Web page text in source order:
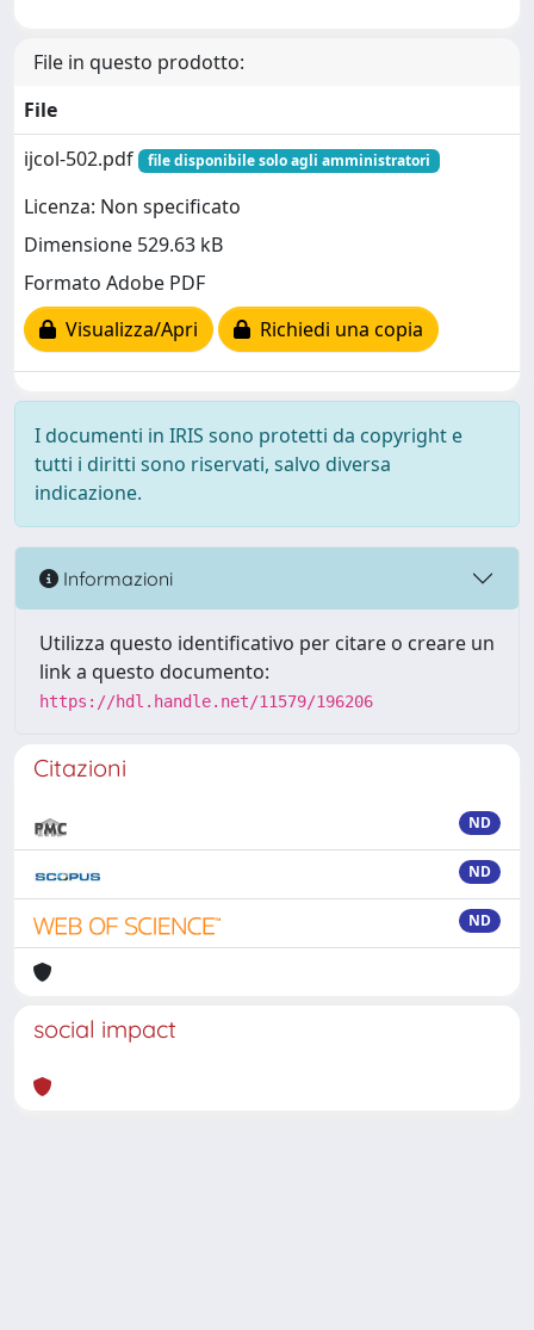
File in questo prodotto:
File
ijcol-502.pdf
file disponibile solo agli amministratori
Licenza: Non specificato
Dimensione 529.63 kB
Formato Adobe PDF
Visualizza/Apri
Richiedi una copia
I documenti in IRIS sono protetti da copyright e
tutti i diritti sono riservati, salvo diversa
indicazione.
Informazioni
Utilizza questo identificativo per citare o creare un
link a questo documento:
https://hdl.handle.net/11579/196206
Citazioni
ND
ND
ND
social impact